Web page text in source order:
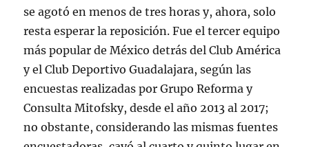
se agotó en menos de tres horas y, ahora, solo
resta esperar la reposición. Fue el tercer equipo
más popular de México detrás del Club América
y el Club Deportivo Guadalajara, según las
encuestas realizadas por Grupo Reforma y
Consulta Mitofsky, desde el año 2013 al 2017;
no obstante, considerando las mismas fuentes